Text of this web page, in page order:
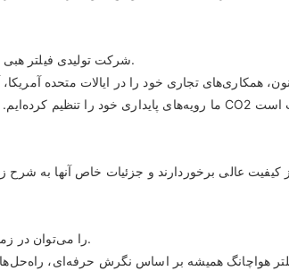
شرکت تولیدی فیلتر هبی هواچانگ سال‌هاست که در بازار فیلترهای کابین خودرو فعالیت دارد.
فیلترهای کابین خودرو Huachang Filter را می‌توان در زمینه‌های مختلف اعمال کرد.